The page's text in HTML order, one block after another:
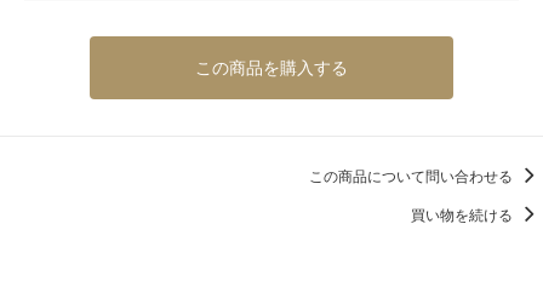
この商品を購入する
この商品について問い合わせる
買い物を続ける